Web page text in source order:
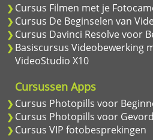
Cursus Filmen met je
Cursus De Beginselen van
Cursus Davinci Resolve voor
Basiscursus Videobewerking
VideoStudio X10
Cursussen Apps
Cursus Photopills voor
Cursus Photopills voor
Cursus VIP fotobesprekingen